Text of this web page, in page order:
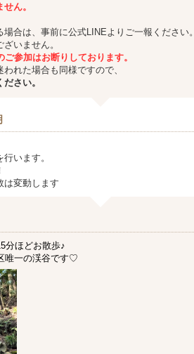
ん。
合は、事前に公式LINEよりご一報ください。
いません。
参加はお断りしております。
れた場合も同様ですので、
さい。
います。
は変動します
分ほどお散歩♪
唯一の渓谷です♡